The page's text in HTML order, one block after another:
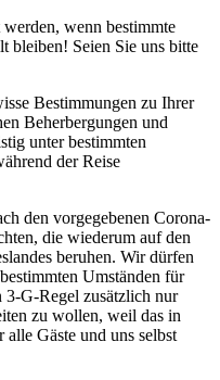
wenn bestimmte
bleiben! Seien Sie uns bitte
Bestimmungen zu Ihrer
Beherbergungen und
unter bestimmten
der Reise
den vorgegebenen Corona-
die wiederum auf den
beruhen. Wir dürfen
Umständen für
3-G-Regel zusätzlich nur
zu wollen, weil das in
Gäste und uns selbst